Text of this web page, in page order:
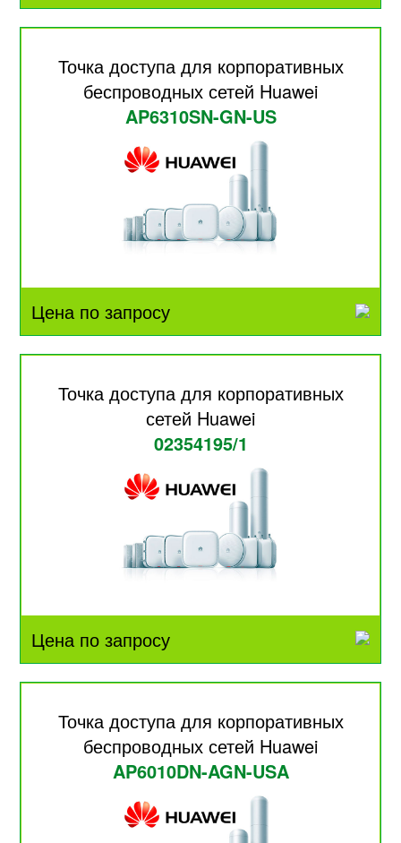
Точка доступа для корпоративных
беспроводных сетей Huawei
AP6310SN-GN-US
Цена по запросу
Точка доступа для корпоративных
сетей Huawei
02354195/1
Цена по запросу
Точка доступа для корпоративных
беспроводных сетей Huawei
AP6010DN-AGN-USA